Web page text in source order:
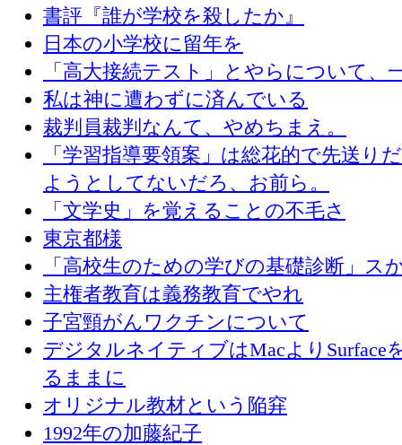
書評『誰が学校を殺したか』
日本の小学校に留年を
「高大接続テスト」とやらについて、
私は神に遭わずに済んでいる
裁判員裁判なんて、やめちまえ。
「学習指導要領案」は総花的で先送り
ようとしてないだろ、お前ら。
「文学史」を覚えることの不毛さ
東京都様
「高校生のための学びの基礎診断」ス
主権者教育は義務教育でやれ
子宮頸がんワクチンについて
デジタルネイティブはMacよりSurface
るままに
オリジナル教材という陥穽
1992年の加藤紀子